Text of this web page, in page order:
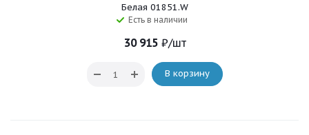
Белая 01851.W
Есть в наличии
30 915₽/шт
В корзину